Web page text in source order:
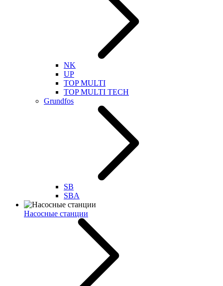
NK
UP
TOP MULTI
TOP MULTI TECH
Grundfos
SB
SBA
Насосные станции